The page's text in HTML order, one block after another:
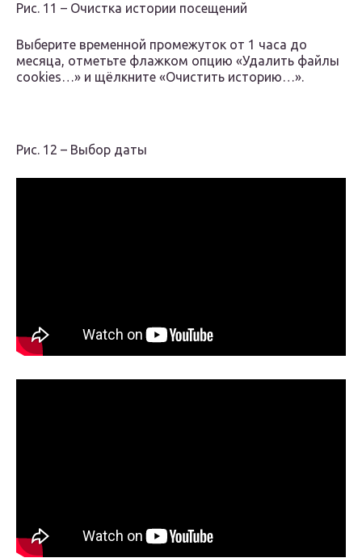
Рис. 11 – Очистка истории посещений
Выберите временной промежуток от 1 часа до
месяца, отметьте флажком опцию «Удалить файлы
cookies…» и щёлкните «Очистить историю…».
Рис. 12 – Выбор даты